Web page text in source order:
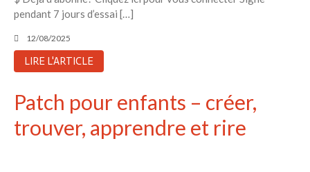
pendant 7 jours d’essai […]
12/08/2025
LIRE L'ARTICLE
Patch pour enfants – créer,
trouver, apprendre et rire